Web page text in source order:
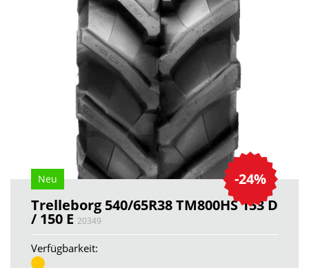
-24%
Neu
Trelleborg 540/65R38 TM800HS 153 D
/ 150 E 20349
Verfügbarkeit: